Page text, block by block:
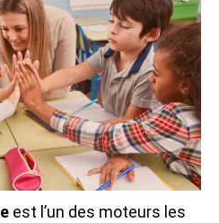
est l’un des moteurs les